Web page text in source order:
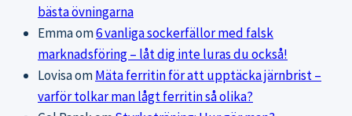
bästa övningarna
Emmaom6 vanliga sockerfällor med falsk
marknadsföring – låt dig inte luras du också!
LovisaomMäta ferritin för att upptäcka järnbrist –
varför tolkar man lågt ferritin så olika?